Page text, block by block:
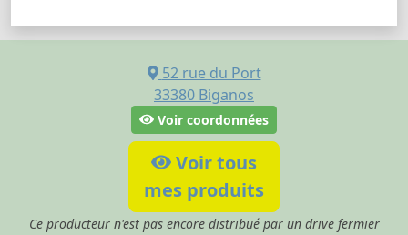
52 rue du Port
33380 Biganos
Voir coordonnées
Voir tous
mes produits
Ce producteur n'est pas encore distribué par un drive fermier